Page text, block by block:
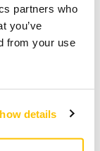
partners who
you’ve
from your use
details